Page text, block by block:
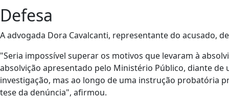
Defesa
A advogada Dora Cavalcanti, representante do acusado,
"Seria impossível superar os motivos que levaram à
absolvição apresentado pelo Ministério Público, diante
investigação, mas ao longo de uma instrução probatória
tese da denúncia", afirmou.